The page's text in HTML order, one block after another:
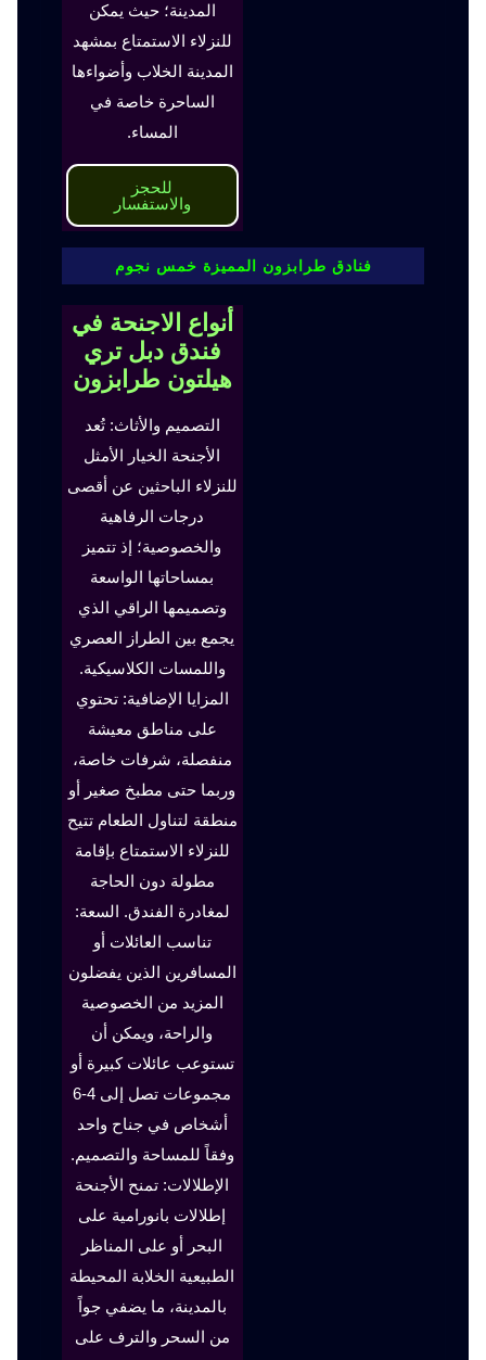
المدينة؛ حيث يمكن
للنزلاء الاستمتاع بمشهد
المدينة الخلاب وأضواءها
الساحرة خاصة في
المساء.
للحجز
والاستفسار
فنادق طرابزون المميزة خمس نجوم
أنواع الاجنحة في
فندق دبل تري
هيلتون طرابزون
التصميم والأثاث: تُعد
الأجنحة الخيار الأمثل
للنزلاء الباحثين عن أقصى
درجات الرفاهية
والخصوصية؛ إذ تتميز
بمساحاتها الواسعة
وتصميمها الراقي الذي
يجمع بين الطراز العصري
واللمسات الكلاسيكية.
المزايا الإضافية: تحتوي
على مناطق معيشة
منفصلة، شرفات خاصة،
وربما حتى مطبخ صغير أو
منطقة لتناول الطعام تتيح
للنزلاء الاستمتاع بإقامة
مطولة دون الحاجة
لمغادرة الفندق. السعة:
تناسب العائلات أو
المسافرين الذين يفضلون
المزيد من الخصوصية
والراحة، ويمكن أن
تستوعب عائلات كبيرة أو
مجموعات تصل إلى 4-6
أشخاص في جناح واحد
وفقاً للمساحة والتصميم.
الإطلالات: تمنح الأجنحة
إطلالات بانورامية على
البحر أو على المناظر
الطبيعية الخلابة المحيطة
بالمدينة، ما يضفي جواً
من السحر والترف على